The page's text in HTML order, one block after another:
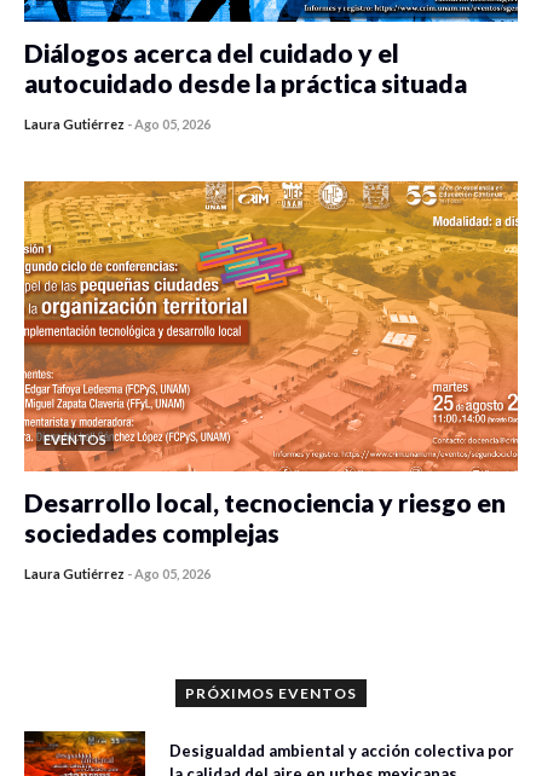
Diálogos acerca del cuidado y el
autocuidado desde la práctica situada
Laura Gutiérrez -Ago 05, 2026
EVENTOS
Desarrollo local, tecnociencia y riesgo en
sociedades complejas
Laura Gutiérrez -Ago 05, 2026
PRÓXIMOS EVENTOS
Desigualdad ambiental y acción colectiva por